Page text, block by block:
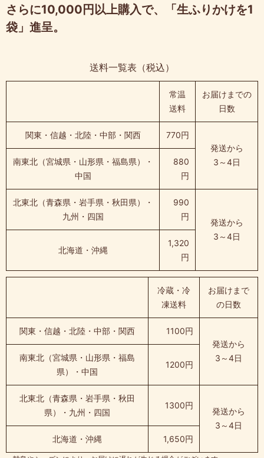
さらに10,000円以上購入で、「生ふりかけを1
袋」進呈。
送料一覧表（税込）
常温
送料
お届けまでの
日数
関東・信越・北陸・中部・関西
770円
発送から
3～4日
南東北（宮城県・山形県・福島県）・
中国
880
円
北東北（青森県・岩手県・秋田県）・
九州・四国
990
円
発送から
3～4日
北海道・沖縄
1,320
円
冷蔵・冷
凍送料
お届けまで
の日数
関東・信越・北陸・中部・関西
1100円
発送から
3～4日
南東北（宮城県・山形県・福島
県）・中国
1200円
北東北（青森県・岩手県・秋田
県）・九州・四国
1300円
発送から
3～4日
北海道・沖縄
1,650円